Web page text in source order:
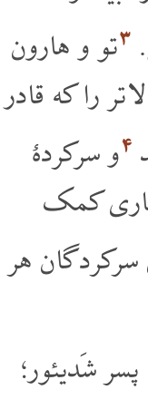
۳تو و هارون
تر را که قادر
۴و سرکردۀ
کمک
هر
پسر شَدیئور؛